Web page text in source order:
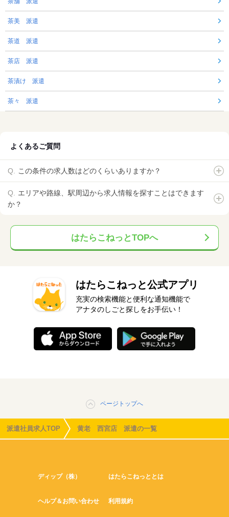
茶美 派遣
茶道 派遣
茶店 派遣
茶漬け 派遣
茶々 派遣
よくあるご質問
この条件の求人数はどのくらいありますか？
エリアや路線、駅周辺から求人情報を探すことはできます
か？
はたらこねっとTOPへ
はたらこねっと公式アプリ
充実の検索機能と便利な通知機能で
アナタのしごと探しをお手伝い！
ページトップへ
派遣社員求人TOP 黄老 西宮店 派遣の一覧
ディップ（株） はたらこねっととは
ヘルプ＆お問い合わせ 利用規約